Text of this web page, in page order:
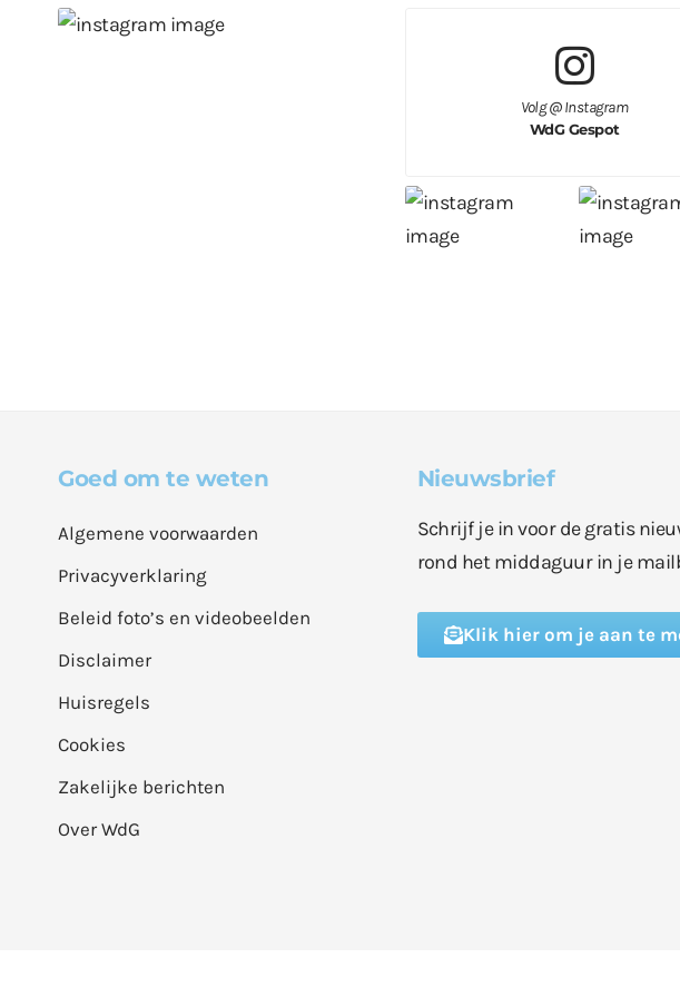
Volg @ Instagram
WdG Gespot
Goed om te weten
Algemene voorwaarden
Privacyverklaring
Beleid foto’s en videobeelden
Disclaimer
Huisregels
Cookies
Zakelijke berichten
Over WdG
Nieuwsbrief
Schrijf je in voor de gratis
rond het middaguur in je
Klik hier om je aan te